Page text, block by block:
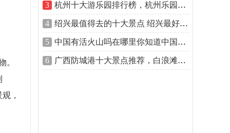
。
，
3 杭州十大游乐园排行榜，杭州乐园排第一
4 绍兴最值得去的十大景点 绍兴最好玩的景
5 中国有活火山吗在哪里你知道中国哪个火
6 广西防城港十大景点推荐，白浪滩和金滩